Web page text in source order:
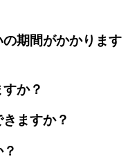
期間がかかります
か？
ますか？